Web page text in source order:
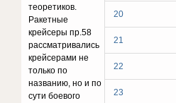
20
21
22
23
теоретиков.
Ракетные
крейсеры пр.58
рассматривались
крейсерами не
только по
названию, но и по
сути боевого